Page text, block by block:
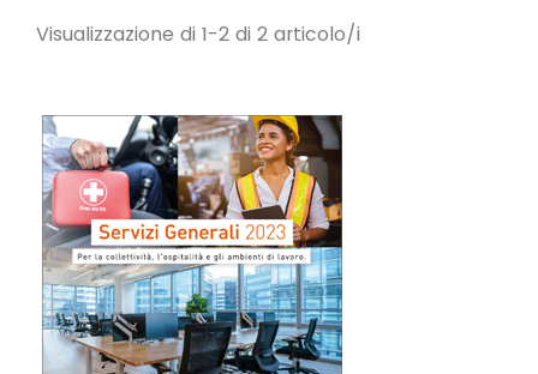
Visualizzazione di 1-2 di 2 articolo/i